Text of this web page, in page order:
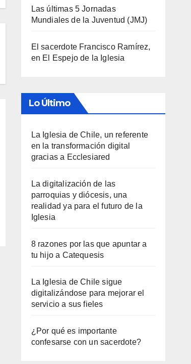
Las últimas 5 Jornadas
Mundiales de la Juventud (JMJ)
El sacerdote Francisco Ramírez,
en El Espejo de la Iglesia
Lo Último
La Iglesia de Chile, un referente
en la transformación digital
gracias a Ecclesiared
La digitalización de las
parroquias y diócesis, una
realidad ya para el futuro de la
Iglesia
8 razones por las que apuntar a
tu hijo a Catequesis
La Iglesia de Chile sigue
digitalizándose para mejorar el
servicio a sus fieles
¿Por qué es importante
confesarse con un sacerdote?